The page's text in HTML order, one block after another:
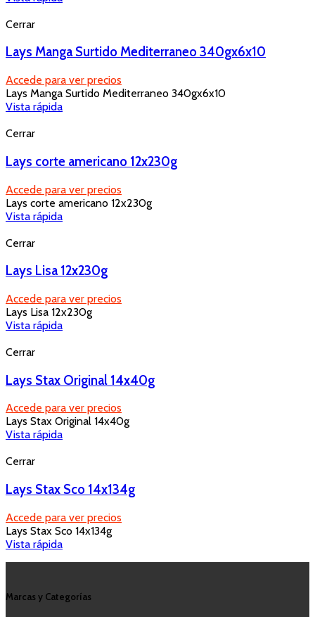
Cerrar
Lays Manga Surtido Mediterraneo 340gx6x10
Accede para ver precios
Lays Manga Surtido Mediterraneo 340gx6x10
Vista rápida
Cerrar
Lays corte americano 12x230g
Accede para ver precios
Lays corte americano 12x230g
Vista rápida
Cerrar
Lays Lisa 12x230g
Accede para ver precios
Lays Lisa 12x230g
Vista rápida
Cerrar
Lays Stax Original 14x40g
Accede para ver precios
Lays Stax Original 14x40g
Vista rápida
Cerrar
Lays Stax Sco 14x134g
Accede para ver precios
Lays Stax Sco 14x134g
Vista rápida
Marcas y Categorías